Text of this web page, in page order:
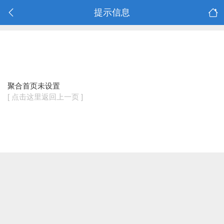
提示信息
聚合首页未设置
[ 点击这里返回上一页 ]